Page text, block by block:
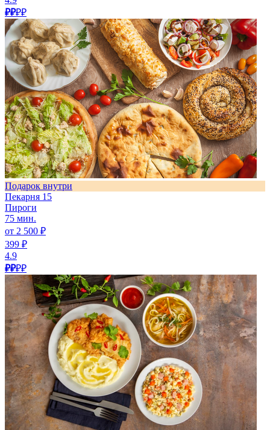
₽₽₽₽
Подарок внутри
Пекарня 15
Пироги
75 мин.
от 2 500 ₽
399 ₽
4.9
₽₽₽₽